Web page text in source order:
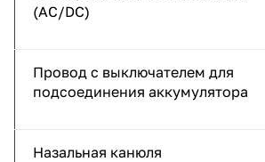
(AC/DC)
Провод с выключателем для
подсоединения аккумулятора
Назальная канюля